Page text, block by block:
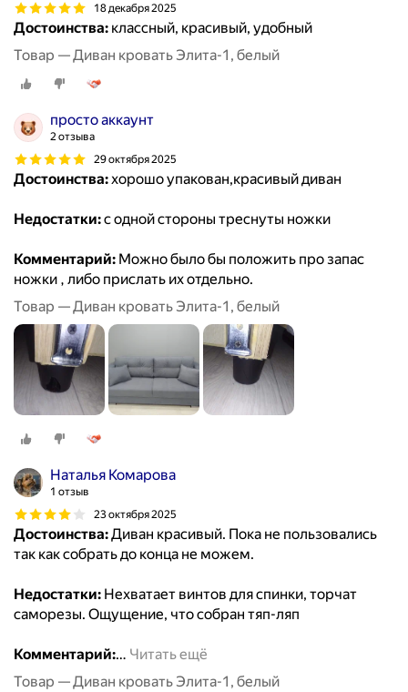
18 декабря 2025
Достоинства: классный, красивый, удобный
Товар — Диван кровать Элита-1, белый
просто аккаунт
2 отзыва
29 октября 2025
Достоинства:хорошо упакован,красивый диван
Недостатки:с одной стороны треснуты ножки
Комментарий: Можно было бы положить про запас
ножки , либо прислать их отдельно.
Товар — Диван кровать Элита-1, белый
Наталья Комарова
1 отзыв
23 октября 2025
Достоинства:Диван красивый. Пока не пользовались
так как собрать до конца не можем.
Недостатки: Нехватает винтов для спинки, торчат
саморезы. Ощущение, что собран тяп-ляп
Комментарий:… Читать ещё
Товар — Диван кровать Элита-1, белый